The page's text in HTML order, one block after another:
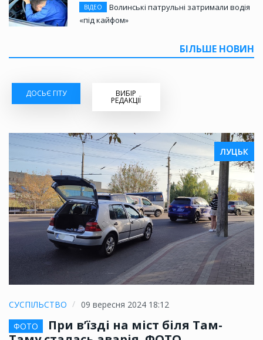
ВІДЕО
Волинські патрульні затримали водія
«під кайфом»
БІЛЬШЕ НОВИН
ДОСЬЄ ГІТУ ВИБІР
РЕДАКЦІЇ
ЛУЦЬК
СУСПІЛЬСТВО
09 вересня 2024 18:12
ФОТО
При в’їзді на міст біля Там-